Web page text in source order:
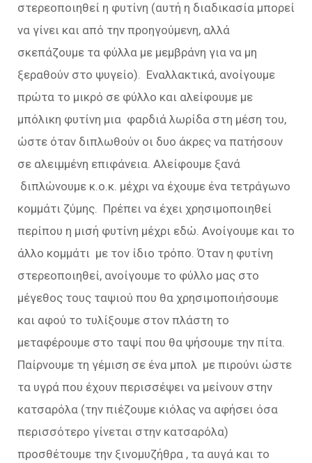
στερεοποιηθεί η φυτίνη (αυτή η διαδικασία μπορεί
να γίνει και από την προηγούμενη, αλλά
σκεπάζουμε τα φύλλα με μεμβράνη για να μη
ξεραθούν στο ψυγείο). Εναλλακτικά, ανοίγουμε
πρώτα το μικρό σε φύλλο και αλείφουμε με
μπόλικη φυτίνη μια φαρδιά λωρίδα στη μέση του,
ώστε όταν διπλωθούν οι δυο άκρες να πατήσουν
σε αλειμμένη επιφάνεια. Αλείφουμε ξανά
διπλώνουμε κ.ο.κ. μέχρι να έχουμε ένα τετράγωνο
κομμάτι ζύμης. Πρέπει να έχει χρησιμοποιηθεί
περίπου η μισή φυτίνη μέχρι εδώ. Ανοίγουμε και το
άλλο κομμάτι με τον ίδιο τρόπο. Όταν η φυτίνη
στερεοποιηθεί, ανοίγουμε το φύλλο μας στο
μέγεθος τους ταψιού που θα χρησιμοποιήσουμε
και αφού το τυλίξουμε στον πλάστη το
μεταφέρουμε στο ταψί που θα ψήσουμε την πίτα.
Παίρνουμε τη γέμιση σε ένα μπολ με πιρούνι ώστε
τα υγρά που έχουν περισσέψει να μείνουν στην
κατσαρόλα (την πιέζουμε κιόλας να αφήσει όσα
περισσότερο γίνεται στην κατσαρόλα)
προσθέτουμε την ξινομυζήθρα , τα αυγά και το